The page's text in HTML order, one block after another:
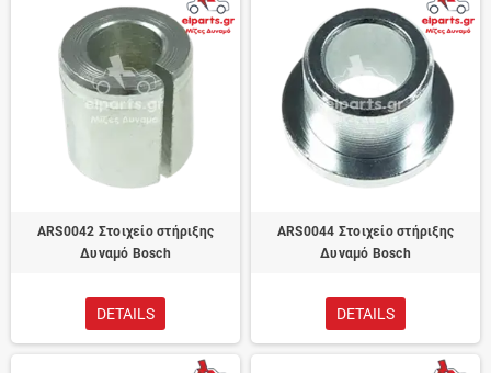
ARS0042 Στοιχείο στήριξης
Δυναμό Bosch
DETAILS
ARS0044 Στοιχείο στήριξης
Δυναμό Bosch
DETAILS